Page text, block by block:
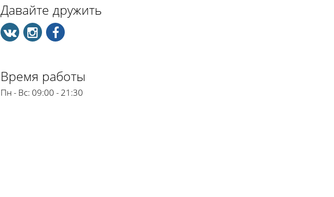
Давайте дружить
Время работы
Пн - Вс: 09:00 - 21:30